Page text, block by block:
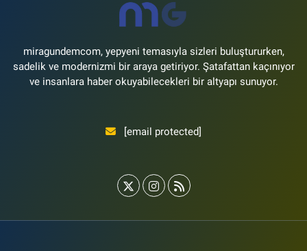
miragundemcom, yepyeni temasıyla sizleri buluştururken,
sadelik ve modernizmi bir araya getiriyor. Şatafattan kaçınıyor
ve insanlara haber okuyabilecekleri bir altyapı sunuyor.
[email protected]